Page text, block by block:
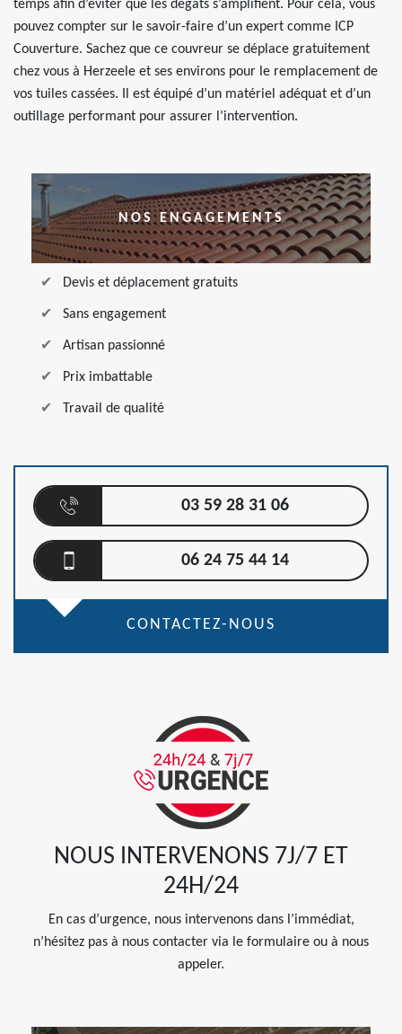
temps afin d’éviter que les dégâts s’amplifient. Pour cela, vous
pouvez compter sur le savoir-faire d’un expert comme ICP
Couverture. Sachez que ce couvreur se déplace gratuitement
chez vous à Herzeele et ses environs pour le remplacement de
vos tuiles cassées. Il est équipé d’un matériel adéquat et d’un
outillage performant pour assurer l’intervention.
NOS ENGAGEMENTS
Devis et déplacement gratuits
Sans engagement
Artisan passionné
Prix imbattable
Travail de qualité
03 59 28 31 06
06 24 75 44 14
CONTACTEZ-NOUS
NOUS INTERVENONS 7J/7 ET
24H/24
En cas d’urgence, nous intervenons dans l’immédiat,
n’hésitez pas à nous contacter via le formulaire ou à nous
appeler.